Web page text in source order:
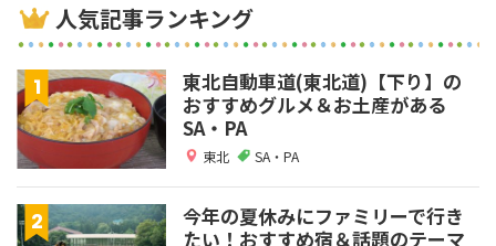
人気記事ランキング
東北自動車道(東北道)【下り】の
おすすめグルメ＆お土産がある
SA・PA
東北 SA・PA
今年の夏休みにファミリーで行き
たい！おすすめ宿＆話題のテーマ